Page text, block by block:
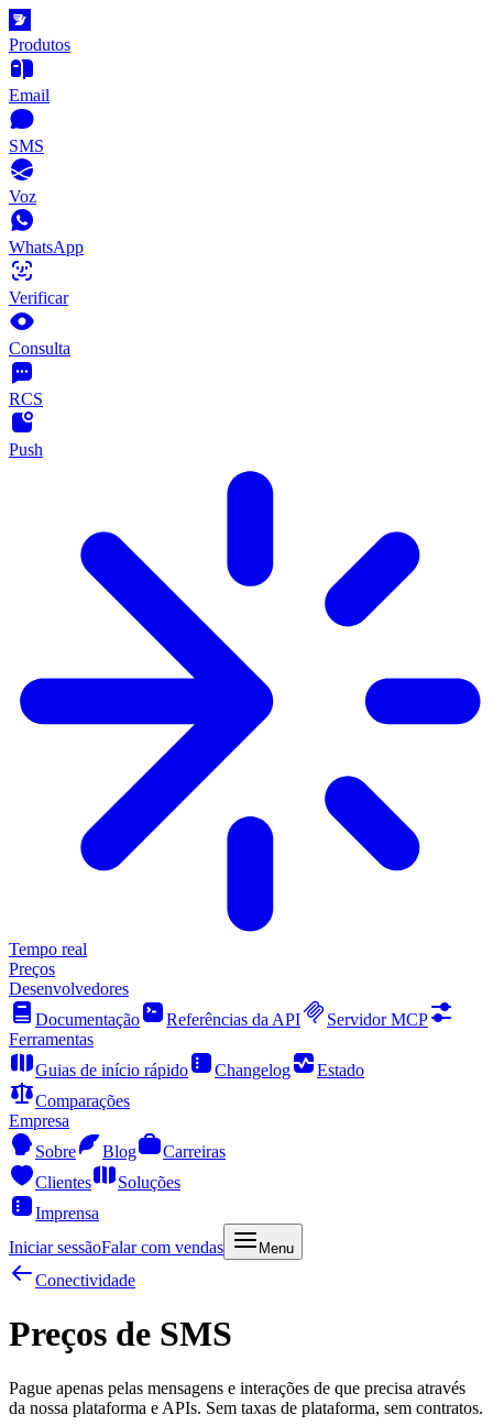
Produtos
Email
SMS
Voz
WhatsApp
Verificar
Consulta
RCS
Push
Tempo real
Preços
Desenvolvedores
Documentação
Referências da API
Servidor MCP
Ferramentas
Guias de início rápido
Changelog
Estado
Comparações
Empresa
Sobre
Blog
Carreiras
Clientes
Soluções
Imprensa
Iniciar sessãoFalar com vendas Menu
Conectividade
Preços de SMS
Pague apenas pelas mensagens e interações de que precisa através
da nossa plataforma e APIs. Sem taxas de plataforma, sem contratos.